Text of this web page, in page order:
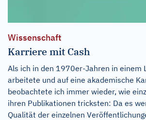
Wissenschaft
Karriere mit Cash
Als ich in den 1970er-Jahren in einem
arbeitete und auf eine akademische
beobachtete ich immer wieder, wie
ihren Publikationen tricksten: Da es
Qualität der einzelnen